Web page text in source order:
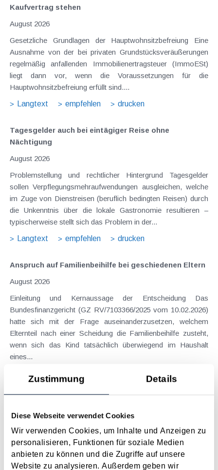
Zustimmung Details
Diese Webseite verwendet Cookies
Wir verwenden Cookies, um Inhalte und Anzeigen zu
personalisieren, Funktionen für soziale Medien
anbieten zu können und die Zugriffe auf unsere
Website zu analysieren. Außerdem geben wir
Kaufvertrag stehen
August 2026
Gesetzliche Grundlagen der Hauptwohnsitzbefreiung Eine
Ausnahme von der bei privaten Grundstücksveräußerungen
regelmäßig anfallenden Immobilienertragsteuer (ImmoESt)
liegt dann vor, wenn die Voraussetzungen für die
Hauptwohnsitzbefreiung erfüllt sind....
Langtext
empfehlen drucken
Tagesgelder auch bei eintägiger Reise ohne
Nächtigung
August 2026
Problemstellung und rechtlicher Hintergrund Tagesgelder
sollen Verpflegungsmehraufwendungen ausgleichen, welche
im Zuge von Dienstreisen (beruflich bedingten Reisen) durch
die Unkenntnis über die lokale Gastronomie resultieren –
typischerweise stellt sich das Problem in der...
Langtext
empfehlen drucken
Anspruch auf Familienbeihilfe bei geschiedenen Eltern
August 2026
Einleitung und Kernaussage der Entscheidung Das
Bundesfinanzgericht (GZ RV/7103366/2025 vom 10.02.2026)
hatte sich mit der Frage auseinanderzusetzen, welchem
Elternteil nach einer Scheidung die Familienbeihilfe zusteht,
wenn sich das Kind tatsächlich überwiegend im Haushalt
eines...
Suche nach Begriffen
Suche nach Datum
Suche in Schlagwortliste